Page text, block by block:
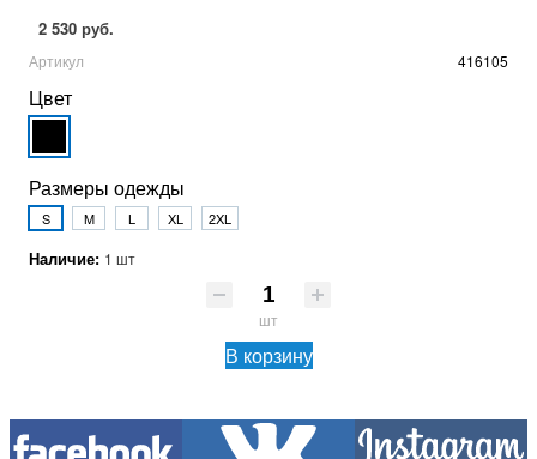
2 530 руб.
Артикул 416105
Цвет
Размеры одежды
S M L XL 2XL
Наличие: 1 шт
шт
В корзину